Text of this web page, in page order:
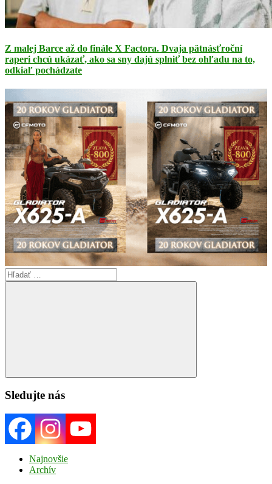
Z malej Barce až do finále X Factora. Dvaja pätnásťroční
raperi chcú ukázať, ako sa sny dajú splniť bez ohľadu na to,
odkiaľ pochádzate
Search
for:
Search
Sledujte nás
Najnovšie
Archív